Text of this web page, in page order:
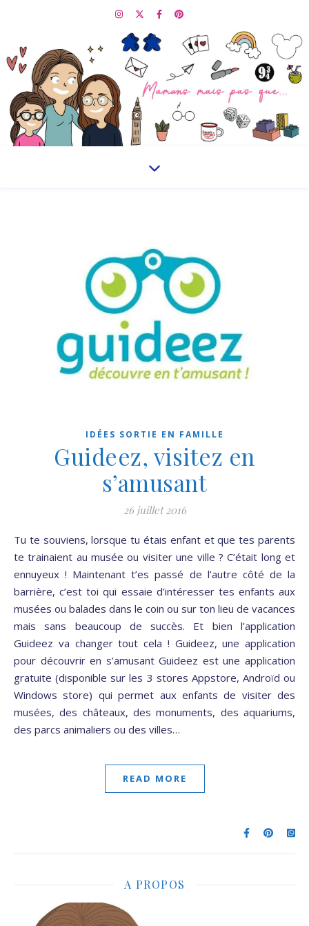
IDÉES SORTIE EN FAMILLE
Guideez, visitez en
s’amusant
26 juillet 2016
Tu te souviens, lorsque tu étais enfant et que tes parents
te trainaient au musée ou visiter une ville ? C’était long et
ennuyeux ! Maintenant t’es passé de l’autre côté de la
barrière, c’est toi qui essaie d’intéresser tes enfants aux
musées ou balades dans le coin ou sur ton lieu de vacances
mais sans beaucoup de succès. Et bien l’application
Guideez va changer tout cela ! Guideez, une application
pour découvrir en s’amusant Guideez est une application
gratuite (disponible sur les 3 stores Appstore, Androïd ou
Windows store) qui permet aux enfants de visiter des
musées, des châteaux, des monuments, des aquariums,
des parcs animaliers ou des villes…
READ MORE
A PROPOS